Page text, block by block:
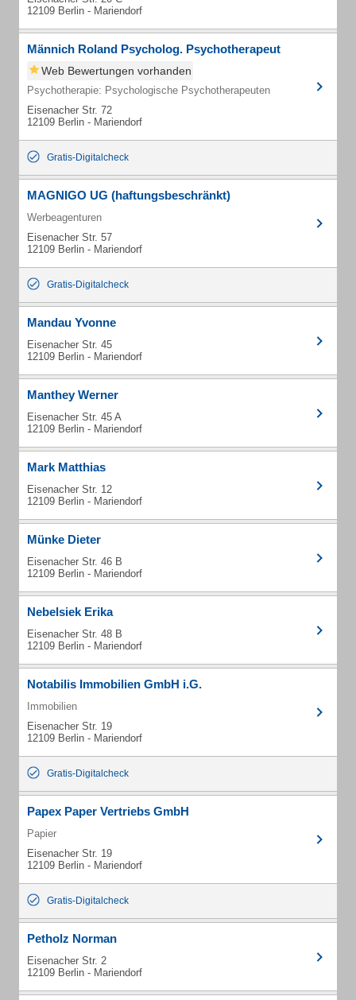
12109 Berlin - Mariendorf
Männich Roland Psycholog. Psychotherapeut
Web Bewertungen vorhanden
Psychotherapie: Psychologische Psychotherapeuten
Eisenacher Str. 72
12109 Berlin - Mariendorf
Gratis-Digitalcheck
MAGNIGO UG (haftungsbeschränkt)
Werbeagenturen
Eisenacher Str. 57
12109 Berlin - Mariendorf
Gratis-Digitalcheck
Mandau Yvonne
Eisenacher Str. 45
12109 Berlin - Mariendorf
Manthey Werner
Eisenacher Str. 45 A
12109 Berlin - Mariendorf
Mark Matthias
Eisenacher Str. 12
12109 Berlin - Mariendorf
Münke Dieter
Eisenacher Str. 46 B
12109 Berlin - Mariendorf
Nebelsiek Erika
Eisenacher Str. 48 B
12109 Berlin - Mariendorf
Notabilis Immobilien GmbH i.G.
Immobilien
Eisenacher Str. 19
12109 Berlin - Mariendorf
Gratis-Digitalcheck
Papex Paper Vertriebs GmbH
Papier
Eisenacher Str. 19
12109 Berlin - Mariendorf
Gratis-Digitalcheck
Petholz Norman
Eisenacher Str. 2
12109 Berlin - Mariendorf